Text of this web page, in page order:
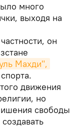
много
выходя на
он
Махди",
движения
но
свободы